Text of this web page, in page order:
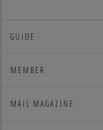
GUIDE
MEMBER
MAIL MAGAZINE